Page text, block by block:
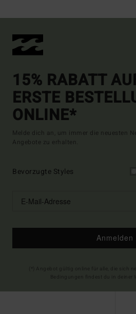
15% RABATT
ERSTE
ONLINE*
Melde dich an, um immer die neuesten
Angebote zu erhalten.
Bevorzugte Styles
Anmelden